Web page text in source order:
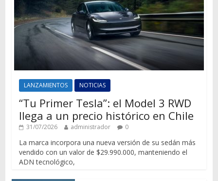
LANZAMIENTOS NOTICIAS
“Tu Primer Tesla”: el Model 3 RWD
llega a un precio histórico en Chile
31/07/2026 administrador 0
La marca incorpora una nueva versión de su sedán más
vendido con un valor de $29.990.000, manteniendo el
ADN tecnológico,